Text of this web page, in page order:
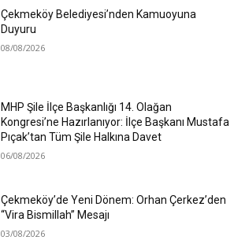
Çekmeköy Belediyesi’nden Kamuoyuna
Duyuru
08/08/2026
MHP Şile İlçe Başkanlığı 14. Olağan
Kongresi’ne Hazırlanıyor: İlçe Başkanı Mustafa
Pıçak’tan Tüm Şile Halkına Davet
06/08/2026
Çekmeköy’de Yeni Dönem: Orhan Çerkez’den
“Vira Bismillah” Mesajı
03/08/2026